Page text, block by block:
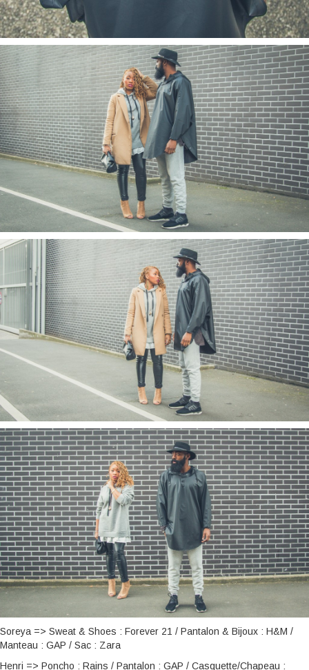
Soreya => Sweat & Shoes : Forever 21 / Pantalon & Bijoux : H&M /
Manteau : GAP / Sac : Zara
Henri => Poncho : Rains / Pantalon : GAP / Casquette/Chapeau :